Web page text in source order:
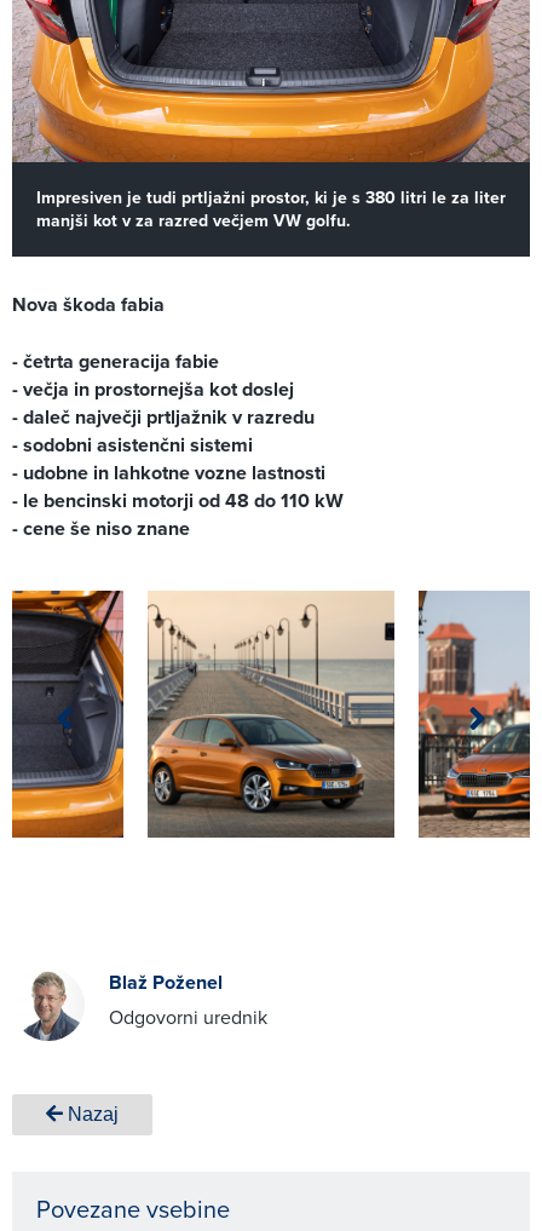
Impresiven je tudi prtljažni prostor, ki je s 380 litri le za liter
manjši kot v za razred večjem VW golfu.
Nova škoda fabia
- četrta generacija fabie
- večja in prostornejša kot doslej
- daleč največji prtljažnik v razredu
- sodobni asistenčni sistemi
- udobne in lahkotne vozne lastnosti
- le bencinski motorji od 48 do 110 kW
- cene še niso znane
Blaž Poženel
Odgovorni urednik
Nazaj
Povezane vsebine